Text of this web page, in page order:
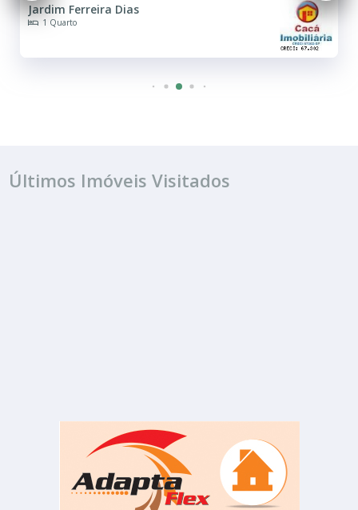
Jardim Ferreira Dias
1 Quarto
Últimos Imóveis Visitados